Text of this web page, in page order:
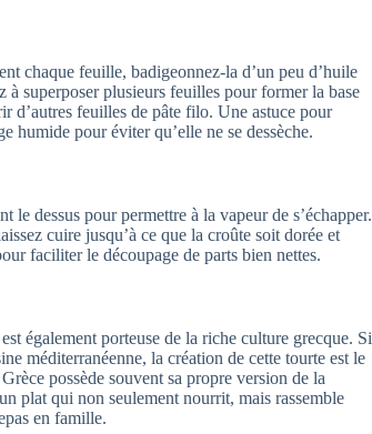
chaque feuille, badigeonnez-la d’un peu d’huile
superposer plusieurs feuilles pour former la base
d’autres feuilles de pâte filo. Une astuce pour
pour éviter qu’elle ne se dessèche.
le dessus pour permettre à la vapeur de s’échapper.
cuire jusqu’à ce que la croûte soit dorée et
faciliter le découpage de parts bien nettes.
également porteuse de la riche culture grecque. Si
méditerranéenne, la création de cette tourte est le
possède souvent sa propre version de la
plat qui non seulement nourrit, mais rassemble
en famille.